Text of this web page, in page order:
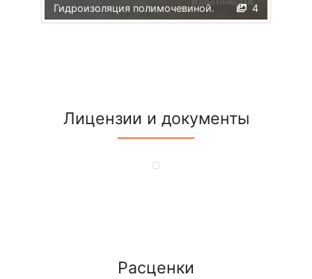
4
Гидроизоляция полимочевиной.
Лицензии и документы
Расценки